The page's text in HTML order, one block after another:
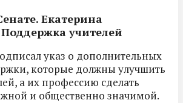
Екатерина
учителей
указ о дополнительных
которые должны улучшить
а их профессию сделать
и общественно значимой.